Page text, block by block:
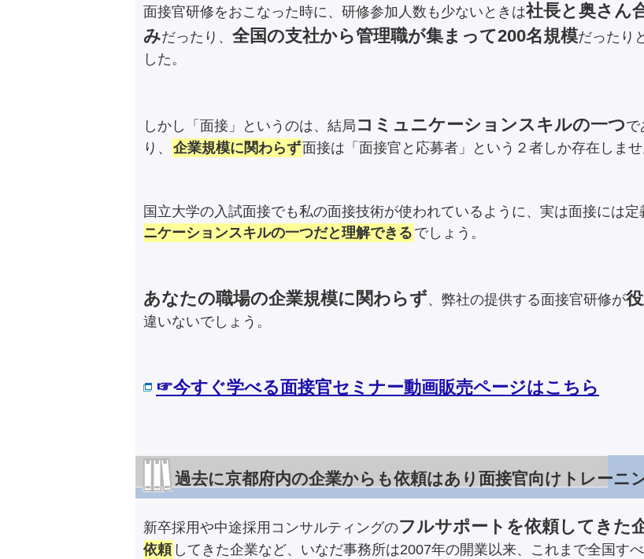
面接官研修をおこなった時に、研修参加人数も少ないときは社長と奥さん
みだったり、 全国の支社から管理職が集まって200名規模だったり
した。
しかし「面接」というのは、結局 コミュニケーションスキルの一つで
り、 企業規模に関わらず面接は「面接官と応募者」という２者しか存在しませ
国立大学の入試面接でも私の面接技術が使われているように、実は面接には定
ニケーションスキルの一つだと理解できる でしょう。
あなたの職場の企業規模に関わらず、弊社の提供する面接官研修が
違いないでしょう。
☞今すぐ学べる面接官セミナー動画販売ページはこちら
過去に京都府内の企業からも依頼はあり面接官向けトレーニ
新卒採用や中途採用コンサルティングのフルサポートを依頼してきた
依頼 してきた企業など、いなだ事務所は2007年の開業以来、これまで全国す